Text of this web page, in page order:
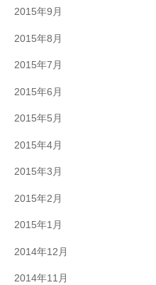
2015年9月
2015年8月
2015年7月
2015年6月
2015年5月
2015年4月
2015年3月
2015年2月
2015年1月
2014年12月
2014年11月